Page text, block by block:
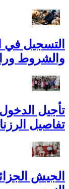
والشروط
تأجيل
تفاصيل
الجيش